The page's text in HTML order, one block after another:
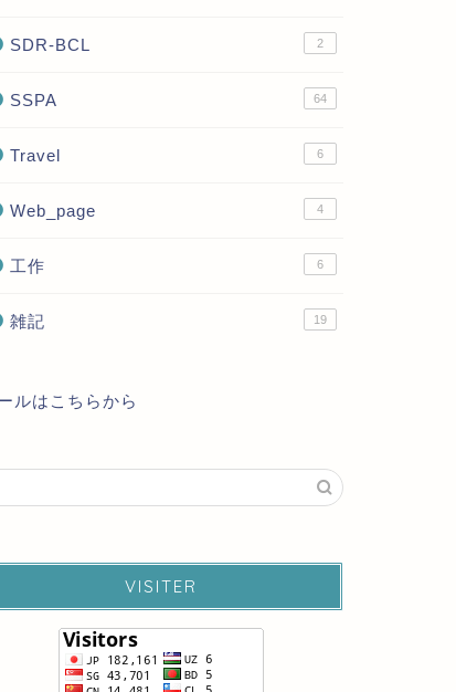
SDR-BCL 2
SSPA 64
Travel 6
Web_page 4
工作 6
雑記 19
ルはこちらから
VISITER